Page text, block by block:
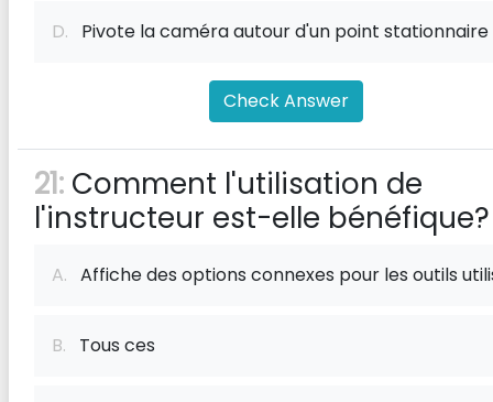
D. Pivote la caméra autour d'un point stationnaire
Check Answer
21: Comment l'utilisation de
l'instructeur est-elle bénéfique?
A. Affiche des options connexes pour les outils
B. Tous ces